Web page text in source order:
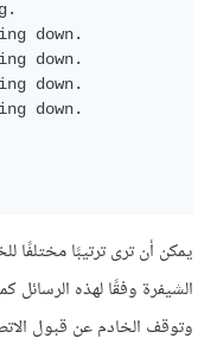
down.
down.
down.
down.
يمكن أن ترى ترتيبًا مختلفًا
وتوقف الخادم عن قبول